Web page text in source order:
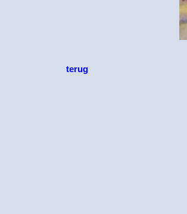
terug